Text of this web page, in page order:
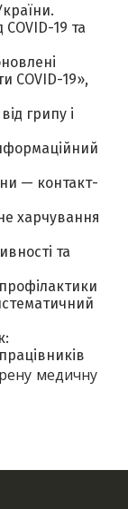
19 та
COVID-19»,
грипу і
— контакт-
харчування
та
медичну